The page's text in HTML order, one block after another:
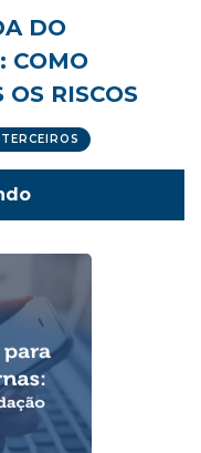
DO
COMO
RISCOS